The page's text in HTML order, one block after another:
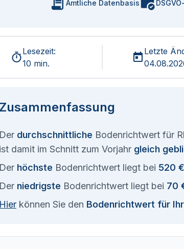
Amtliche Datenbasis
Lesezeit:
10 min.
Letzte
Zusammenfassung
Der durchschnittliche Bodenrichtwert für
ist damit im Schnitt zum Vorjahr gleich
Der höchste Bodenrichtwert liegt bei 520
Der niedrigste Bodenrichtwert liegt bei 70
Hier können Sie den Bodenrichtwert für